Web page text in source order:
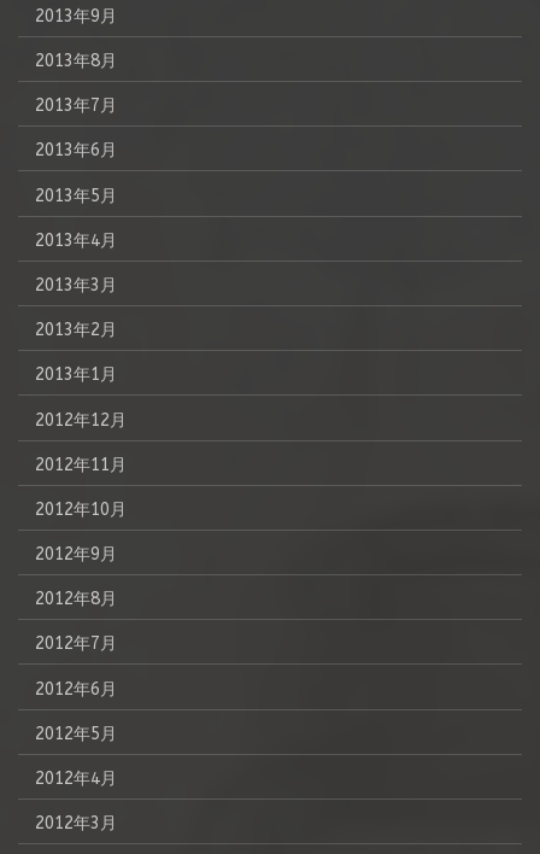
2013年9月
2013年8月
2013年7月
2013年6月
2013年5月
2013年4月
2013年3月
2013年2月
2013年1月
2012年12月
2012年11月
2012年10月
2012年9月
2012年8月
2012年7月
2012年6月
2012年5月
2012年4月
2012年3月